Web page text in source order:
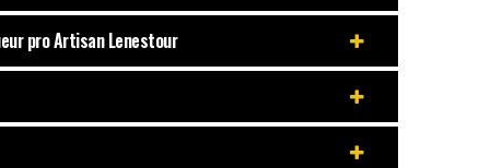
pro Artisan Lenestour